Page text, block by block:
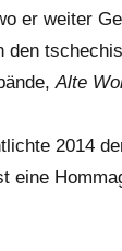
er weiter
Alte
2014
eine